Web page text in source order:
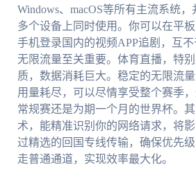
Windows、macOS等所有主流系统
多个设备上同时使用。你可以在平
手机登录国内的视频APP追剧，互
无限流量至关重要。体育直播，特
质，数据消耗巨大。稳定的无限流
用量耗尽，可以尽情享受整个赛季
常规赛还是为期一个月的世界杯。
术，能精准识别你的网络请求，将
过精选的回国专线传输，确保优先
走普通通道，实现效率最大化。